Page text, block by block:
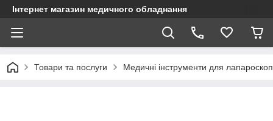
Інтернет магазин медичного обладнання
Товари та послуги Медичні інструменти для